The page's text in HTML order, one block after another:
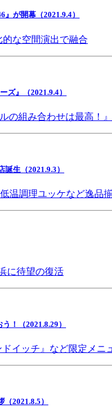
が開幕（2021.9.4）
な空間演出で融合
ズ』（2021.9.4）
の組み合わせは最高！』
生（2021.9.3）
温調理ユッケなど逸品
に待望の復活
！（2021.8.29）
イッチ』など限定メニ
2021.8.5）